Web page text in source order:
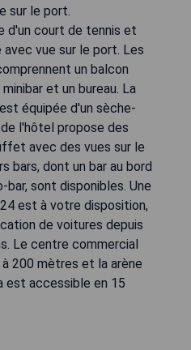
sur le port.
d'un court de tennis et
vue sur le port. Les
un balcon
et un bureau. La
équipée d'un sèche-
l'hôtel propose des
avec des vues sur le
bars, dont un bar au bord
bar, sont disponibles. Une
est à votre disposition,
de voitures depuis
Le centre commercial
200 mètres et la arène
est accessible en 15